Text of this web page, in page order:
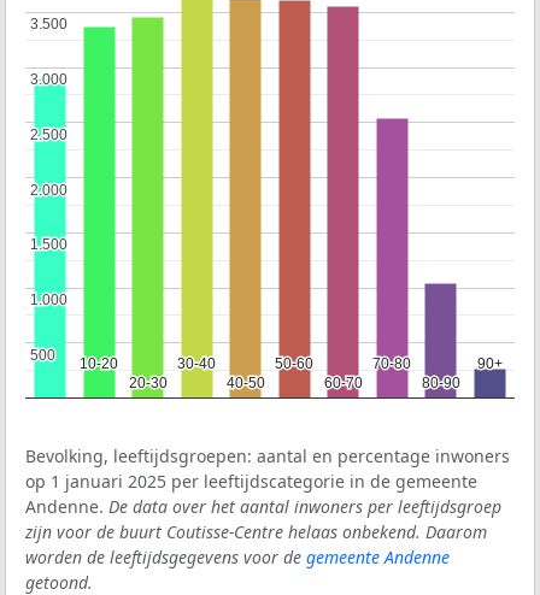
10-20
10-20
20-30
20-30
30-40
30-40
40-50
40-50
50-60
50-60
60-70
60-70
70-80
70-80
80-90
80-90
90+
90+
500
500
1.000
1.000
1.500
1.500
2.000
2.000
2.500
2.500
3.000
3.000
3.500
3.500
Bevolking, leeftijdsgroepen: aantal en percentage inwoners
op 1 januari 2025 per leeftijdscategorie in de gemeente
Andenne. De data over het aantal inwoners per leeftijdsgroep
zijn voor de buurt Coutisse-Centre helaas onbekend. Daarom
worden de leeftijdsgegevens voor de gemeente Andenne
getoond.